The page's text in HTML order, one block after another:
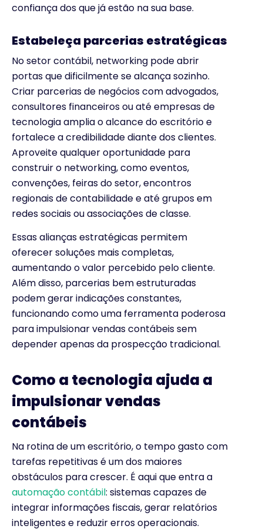
confiança dos que já estão na sua base.
Estabeleça parcerias estratégicas
No setor contábil, networking pode abrir
portas que dificilmente se alcança sozinho.
Criar parcerias de negócios com advogados,
consultores financeiros ou até empresas de
tecnologia amplia o alcance do escritório e
fortalece a credibilidade diante dos clientes.
Aproveite qualquer oportunidade para
construir o networking, como eventos,
convenções, feiras do setor, encontros
regionais de contabilidade e até grupos em
redes sociais ou associações de classe.
Essas alianças estratégicas permitem
oferecer soluções mais completas,
aumentando o valor percebido pelo cliente.
Além disso, parcerias bem estruturadas
podem gerar indicações constantes,
funcionando como uma ferramenta poderosa
para impulsionar vendas contábeis sem
depender apenas da prospecção tradicional.
Como a tecnologia ajuda a
impulsionar vendas
contábeis
Na rotina de um escritório, o tempo gasto com
tarefas repetitivas é um dos maiores
obstáculos para crescer. É aqui que entra a
automação contábil: sistemas capazes de
integrar informações fiscais, gerar relatórios
inteligentes e reduzir erros operacionais.